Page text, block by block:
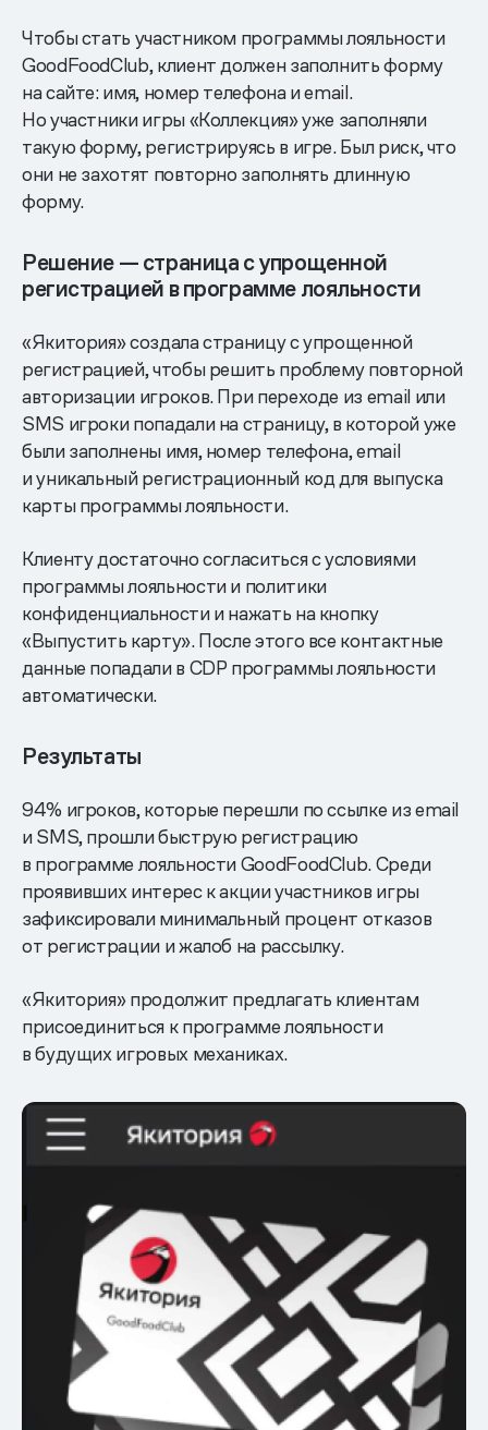
Чтобы стать участником программы лояльности
GoodFoodClub, клиент должен заполнить форму
на сайте: имя, номер телефона и email.
Но участники игры «Коллекция» уже заполняли
такую форму, регистрируясь в игре. Был риск, что
они не захотят повторно заполнять длинную
форму.
Решение — страница с упрощенной
регистрацией в программе лояльности
«Якитория» создала страницу с упрощенной
регистрацией, чтобы решить проблему повторной
авторизации игроков. При переходе из email или
SMS игроки попадали на страницу, в которой уже
были заполнены имя, номер телефона, email
и уникальный регистрационный код для выпуска
карты программы лояльности.
Клиенту достаточно согласиться с условиями
программы лояльности и политики
конфиденциальности и нажать на кнопку
«Выпустить карту». После этого все контактные
данные попадали в CDP программы лояльности
автоматически.
Результаты
94% игроков, которые перешли по ссылке из email
и SMS, прошли быструю регистрацию
в программе лояльности GoodFoodClub. Среди
проявивших интерес к акции участников игры
зафиксировали минимальный процент отказов
от регистрации и жалоб на рассылку.
«Якитория» продолжит предлагать клиентам
присоединиться к программе лояльности
в будущих игровых механиках.